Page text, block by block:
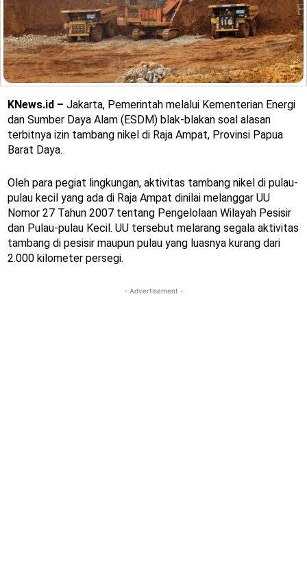
KNews.id – Jakarta, Pemerintah melalui Kementerian Energi
dan Sumber Daya Alam (ESDM) blak-blakan soal alasan
terbitnya izin tambang nikel di Raja Ampat, Provinsi Papua
Barat Daya.
Oleh para pegiat lingkungan, aktivitas tambang nikel di pulau-
pulau kecil yang ada di Raja Ampat dinilai melanggar UU
Nomor 27 Tahun 2007 tentang Pengelolaan Wilayah Pesisir
dan Pulau-pulau Kecil. UU tersebut melarang segala aktivitas
tambang di pesisir maupun pulau yang luasnya kurang dari
2.000 kilometer persegi.
- Advertisement -